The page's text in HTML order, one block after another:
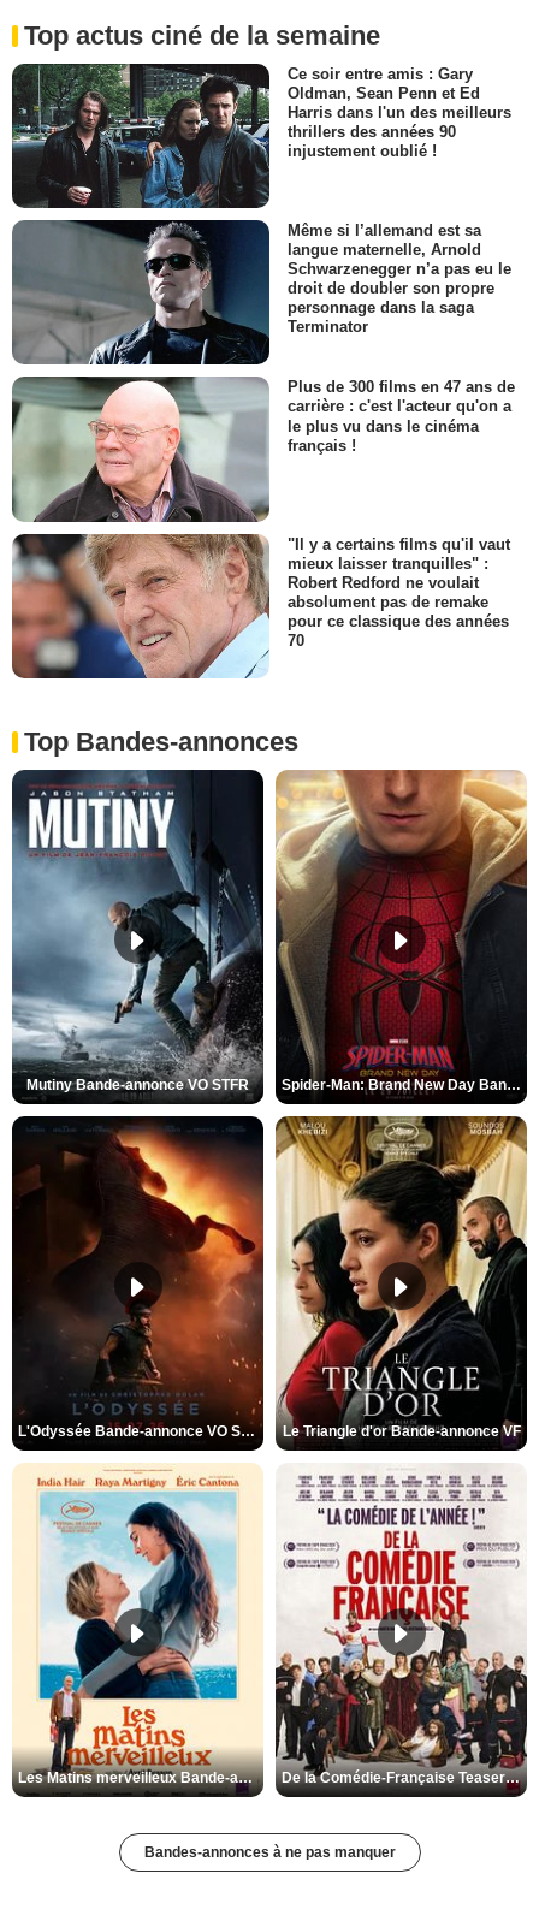
Top actus ciné de la semaine
Ce soir entre amis : Gary
Oldman, Sean Penn et Ed
Harris dans l'un des meilleurs
thrillers des années 90
injustement oublié !
Même si l’allemand est sa
langue maternelle, Arnold
Schwarzenegger n’a pas eu le
droit de doubler son propre
personnage dans la saga
Terminator
Plus de 300 films en 47 ans de
carrière : c'est l'acteur qu'on a
le plus vu dans le cinéma
français !
"Il y a certains films qu'il vaut
mieux laisser tranquilles" :
Robert Redford ne voulait
absolument pas de remake
pour ce classique des années
70
Top Bandes-annonces
Mutiny Bande-annonce VO STFR Spider-Man: Brand New Day Bande-annonce VO STFR
L'Odyssée Bande-annonce VO STFR Le Triangle d'or Bande-annonce VF
Les Matins merveilleux Bande-annonce VF De la Comédie-Française Teaser VF
Bandes-annonces à ne pas manquer